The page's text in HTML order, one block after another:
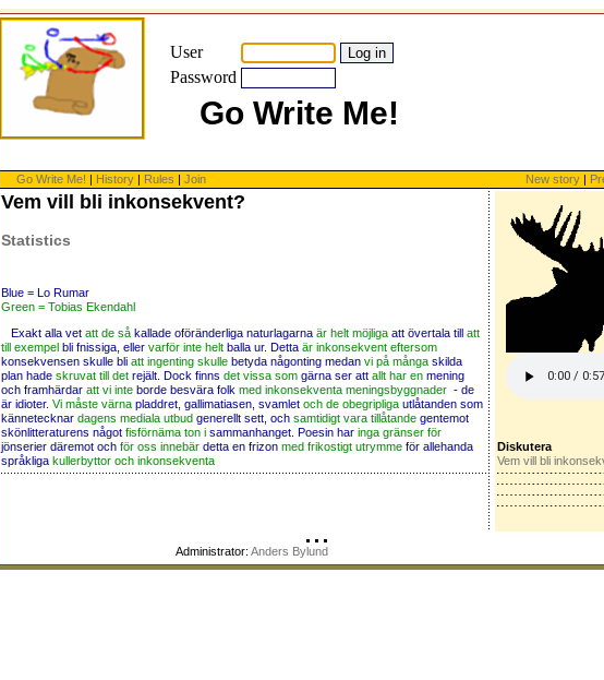
User
Password
Go Write Me!
Go Write Me! | History | Rules | Join New story |
Vem vill bli inkonsekvent?
Statistics
Blue = Lo Rumar
Green = Tobias Ekendahl
Exakt alla vet att de så kallade oföränderliga naturlagarna är helt möjliga att övertala till att
till exempel bli fnissiga, eller varför inte helt balla ur. Detta är inkonsekvent eftersom
konsekvensen skulle bli att ingenting skulle betyda någonting medan vi på många skilda
plan hade skruvat till det rejält. Dock finns det vissa som gärna ser att allt har en mening
och framhärdar att vi inte borde besvära folk med inkonsekventa meningsbyggnader - de
är idioter. Vi måste värna pladdret, gallimatiasen, svamlet och de obegripliga utlåtanden som
kännetecknar dagens mediala utbud generellt sett, och samtidigt vara tillåtande gentemot
skönlitteraturens något fisförnäma ton i sammanhanget. Poesin har inga gränser för
jönserier däremot och för oss innebär detta en frizon med frikostigt utrymme för allehanda
språkliga kullerbyttor och inkonsekventa
Diskutera
Vem vill bli
Administrator: Anders Bylund